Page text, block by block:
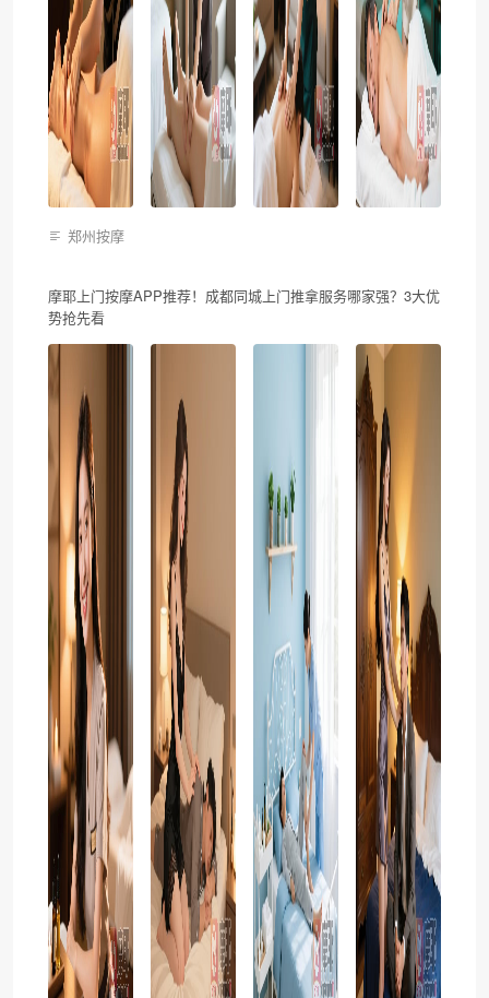
郑州按摩
摩耶上门按摩APP推荐！成都同城上门推拿服务哪家强？3大优
势抢先看